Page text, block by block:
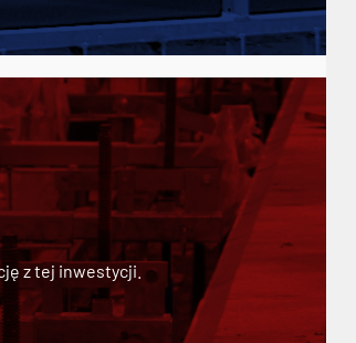
z tej inwestycji.